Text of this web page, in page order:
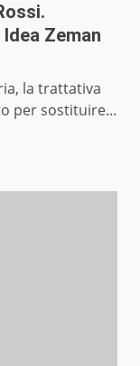
Zeman
la trattativa
per sostituire...